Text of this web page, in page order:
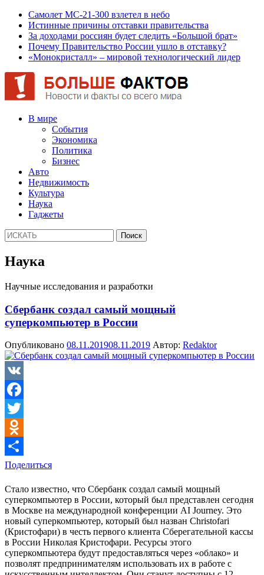
Самолет МС-21-300 взлетел в небо
Истинные причины отставки правительства
За доходами россиян будет следить «Большой брат»
Почему Правительство России ушло в отставку?
«Монокристалл» – мировой технологический лидер
В мире
События
Экономика
Политика
Бизнес
Авто
Недвижимость
Культура
Наука
Гаджеты
Наука
Научные исследования и разработки
Сбербанк создал самый мощный
суперкомпьютер в России
Опубликовано 08.11.201908.11.2019 Автор: Redaktor
VK
Facebook
Twitter
Odnoklassniki
Поделиться
Стало известно, что Сбербанк создал самый мощный
суперкомпьютер в России, который был представлен сегодня
в Москве на международной конференции AI Journey. Это
новый суперкомпьютер, который был назван Christofari
(Кристофари) в честь первого клиента Сберегательной кассы
в России Николая Кристофари. Ресурсы этого
суперкомпьютера будут предоставляться через «облако» и
позволят предпринимателям использовать их в работе с